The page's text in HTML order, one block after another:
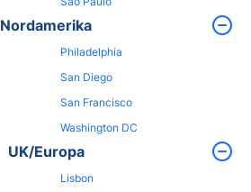
Nordamerika
Philadelphia
San Diego
San Francisco
Washington DC
UK/Europa
Lisbon